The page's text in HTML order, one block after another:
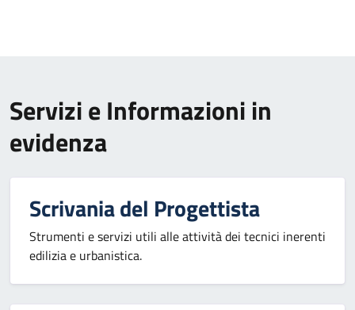
Servizi e Informazioni in
evidenza
Scrivania del Progettista
Strumenti e servizi utili alle attività dei tecnici inerenti
edilizia e urbanistica.